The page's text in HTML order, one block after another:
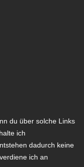
du über solche Links
ich
dadurch keine
ich an